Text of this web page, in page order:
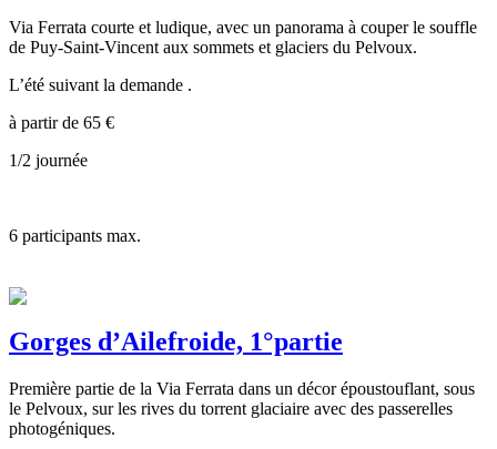
Via Ferrata courte et ludique, avec un panorama à couper le souffle
de Puy-Saint-Vincent aux sommets et glaciers du Pelvoux.
L’été suivant la demande .
à partir de 65 €
1/2 journée
6 participants max.
Gorges d’Ailefroide, 1°partie
Première partie de la Via Ferrata dans un décor époustouflant, sous
le Pelvoux, sur les rives du torrent glaciaire avec des passerelles
photogéniques.